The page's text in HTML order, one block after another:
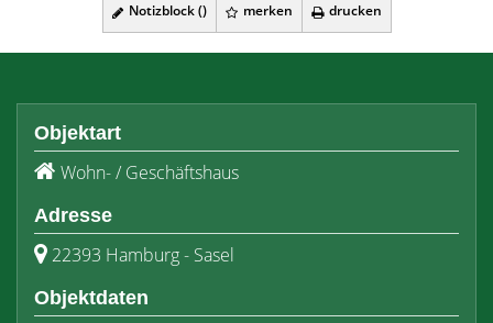
Notizblock () merken drucken
Objektart
Wohn- / Geschäftshaus
Adresse
22393 Hamburg - Sasel
Objektdaten